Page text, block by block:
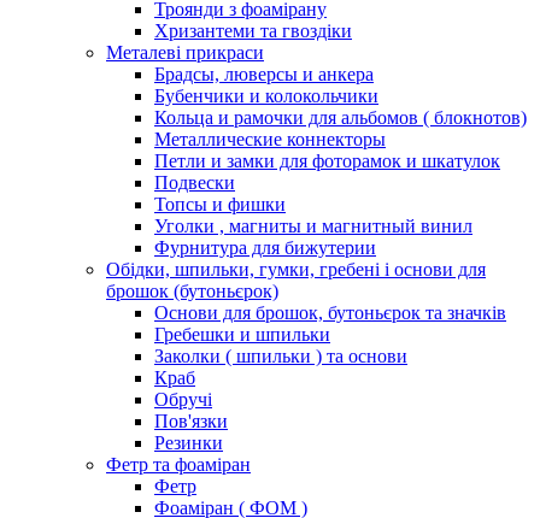
Троянди з фоамірану
Хризантеми та гвоздіки
Металеві прикраси
Брадсы, люверсы и анкера
Бубенчики и колокольчики
Кольца и рамочки для альбомов ( блокнотов)
Металлические коннекторы
Петли и замки для фоторамок и шкатулок
Подвески
Топсы и фишки
Уголки , магниты и магнитный винил
Фурнитура для бижутерии
Обідки, шпильки, гумки, гребені і основи для
брошок (бутоньєрок)
Основи для брошок, бутоньєрок та значків
Гребешки и шпильки
Заколки ( шпильки ) та основи
Краб
Обручі
Пов'язки
Резинки
Фетр та фоаміран
Фетр
Фоаміран ( ФОМ )